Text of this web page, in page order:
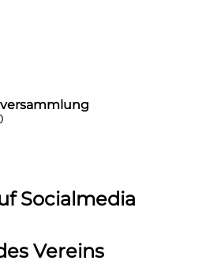
Socialmedia
Vereins